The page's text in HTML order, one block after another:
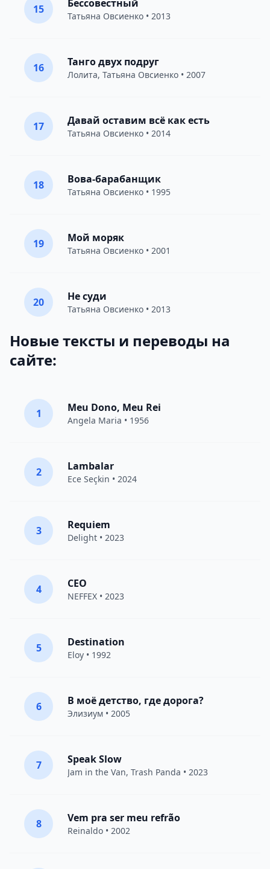
15 Бессовестный
Татьяна Овсиенко • 2013
16 Танго двух подруг
Лолита, Татьяна Овсиенко • 2007
17 Давай оставим всё как есть
Татьяна Овсиенко • 2014
18 Вова-барабанщик
Татьяна Овсиенко • 1995
19 Мой моряк
Татьяна Овсиенко • 2001
20 Не суди
Татьяна Овсиенко • 2013
Новые тексты и переводы на
сайте:
1 Meu Dono, Meu Rei
Angela Maria • 1956
2 Lambalar
Ece Seçkin • 2024
3 Requiem
Delight • 2023
4 CEO
NEFFEX • 2023
5 Destination
Eloy • 1992
6 В моё детство, где дорога?
Элизиум • 2005
7 Speak Slow
Jam in the Van, Trash Panda • 2023
8 Vem pra ser meu refrão
Reinaldo • 2002